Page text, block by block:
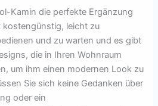
Kamin die perfekte Ergänzung
kostengünstig, leicht zu
und zu warten und es gibt
die in Ihren Wohnraum
um ihm einen modernen Look zu
Sie sich keine Gedanken über
oder ein